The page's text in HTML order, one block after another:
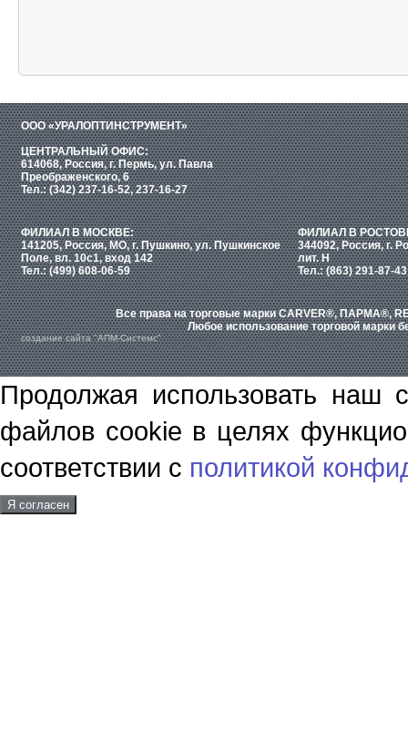
ООО «УРАЛОПТИНСТРУМЕНТ»
ЦЕНТРАЛЬНЫЙ ОФИС:
614068, Россия, г. Пермь, ул. Павла
Преображенского, 6
Тел.: (342) 237-16-52, 237-16-27
ФИЛИАЛ В МОСКВЕ:
141205, Россия, МО, г. Пушкино, ул. Пушкинское
Поле, вл. 10с1, вход 142
Тел.: (499) 608-06-59
ФИЛИАЛ В
344092, Россия, г.
лит. Н
Тел.: (863) 291-87-43
Все права на торговые марки CARVER®, ПАРМА®,
Любое использование торговой марки
создание сайта "АПМ-Системс"
Продолжая использовать наш
файлов cookie в целях
соответствии с политикой
Я согласен